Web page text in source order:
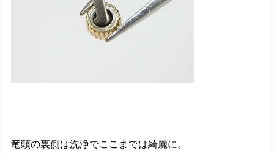
竜頭の裏側は洗浄でここまでは綺麗に。